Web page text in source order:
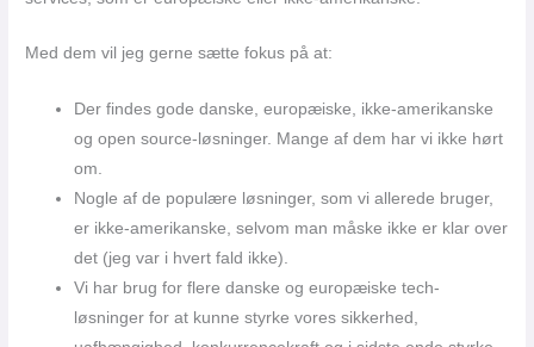
Med dem vil jeg gerne sætte fokus på at:
Der findes gode danske, europæiske, ikke-amerikanske
og open source-løsninger. Mange af dem har vi ikke hørt
om.
Nogle af de populære løsninger, som vi allerede bruger,
er ikke-amerikanske, selvom man måske ikke er klar over
det (jeg var i hvert fald ikke).
Vi har brug for flere danske og europæiske tech-
løsninger for at kunne styrke vores sikkerhed,